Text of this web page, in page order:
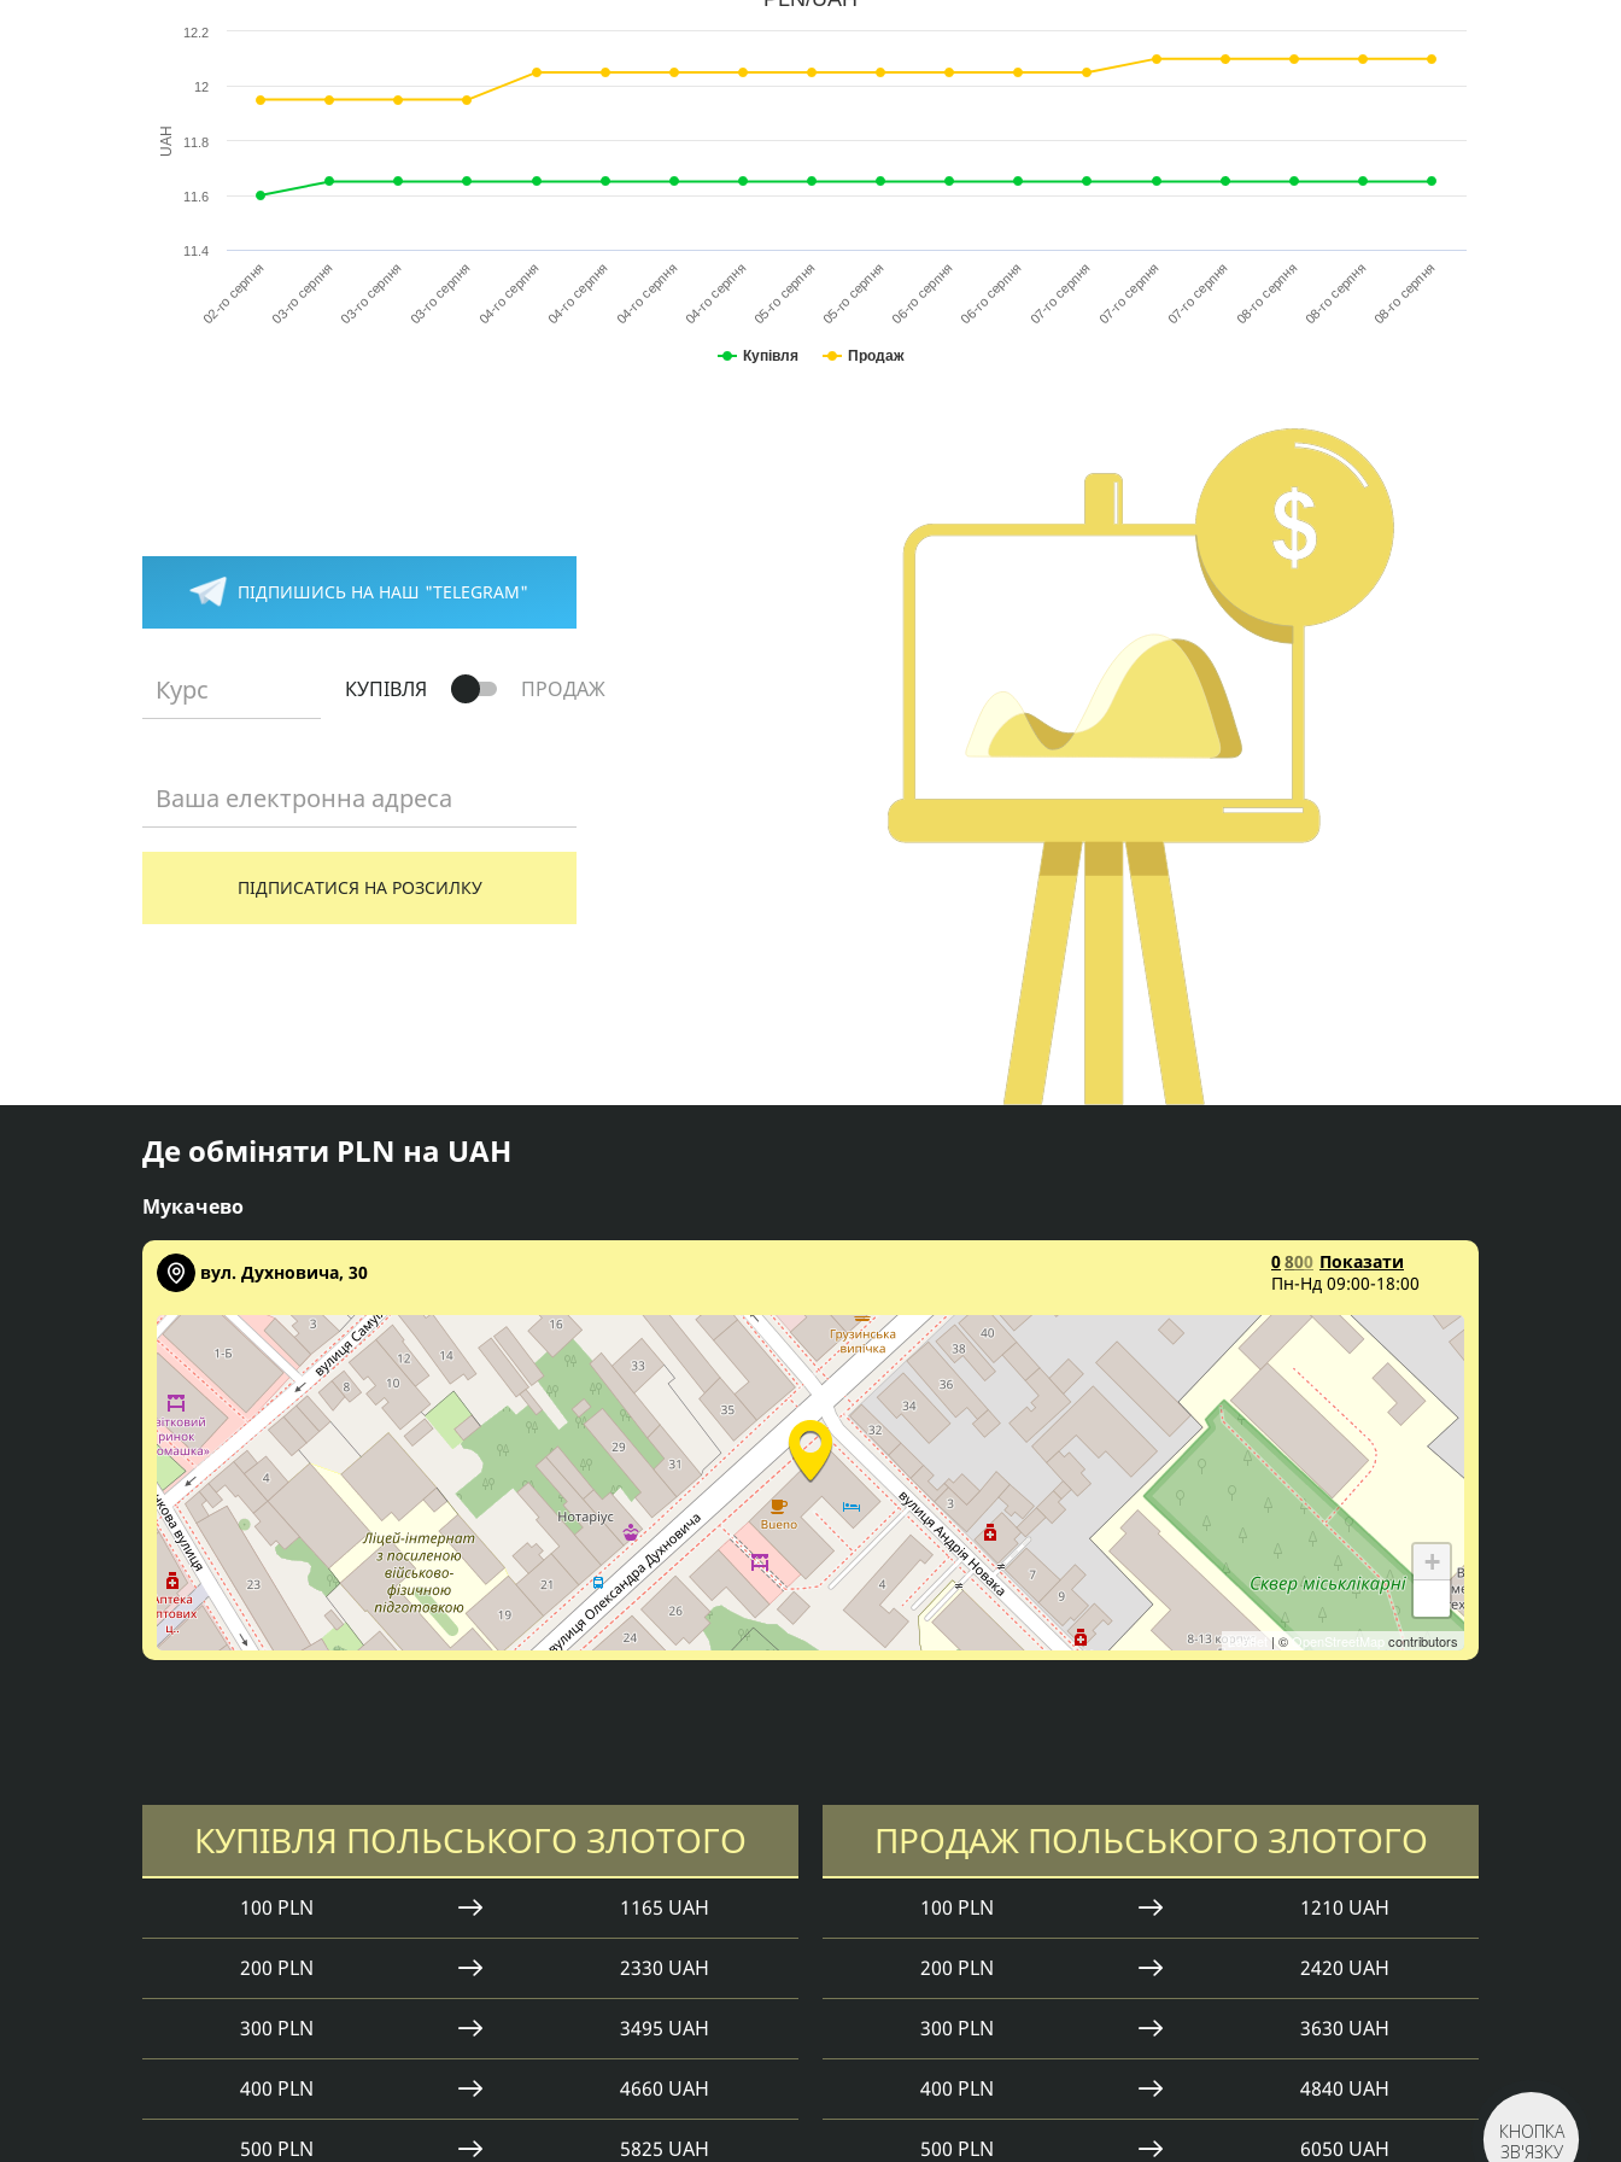
UAH
Купівля Продаж
02-го серпня 03-го серпня 03-го серпня 03-го серпня 04-го серпня 04-го серпня 04-го серпня 04-го серпня 05-го серпня 05-го серпня 06-го серпня 06-го серпня 07-го серпня 07-го серпня 07-го серпня 08-го серпня 08-го серпня 08-го серпня
11.4
11.6
11.8
12
12.2
ПІДПИШИСЬ НА НАШ "TELEGRAM"
Курс КУПІВЛЯ ПРОДАЖ
Ваша електронна адреса
ПІДПИСАТИСЯ НА РОЗСИЛКУ
Де обміняти PLN на UAH
Мукачево
вул. Духновича, 30 0800 Показати
Пн-Нд 09:00-18:00
+
Leaflet | ©OpenStreetMap contributors
КУПІВЛЯ ПОЛЬСЬКОГО ЗЛОТОГО
100 PLN 1165 UAH
200 PLN 2330 UAH
300 PLN 3495 UAH
400 PLN 4660 UAH
500 PLN 5825 UAH
ПРОДАЖ ПОЛЬСЬКОГО ЗЛОТОГО
100 PLN 1210 UAH
200 PLN 2420 UAH
300 PLN 3630 UAH
400 PLN 4840 UAH
500 PLN 6050 UAH
КНОПКА
ЗВ'ЯЗКУ